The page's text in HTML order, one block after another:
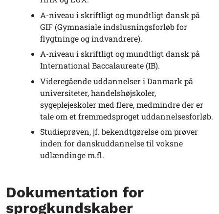
A-niveau i skriftligt og mundtligt dansk på
GIF (Gymnasiale indslusningsforløb for
flygtninge og indvandrere).
A-niveau i skriftligt og mundtligt dansk på
International Baccalaureate (IB).
Videregående uddannelser i Danmark på
universiteter, handelshøjskoler,
sygeplejeskoler med flere, medmindre der er
tale om et fremmedsproget uddannelsesforløb.
Studieprøven, jf. bekendtgørelse om prøver
inden for danskuddannelse til voksne
udlændinge m.fl.
Dokumentation for
sprogkundskaber